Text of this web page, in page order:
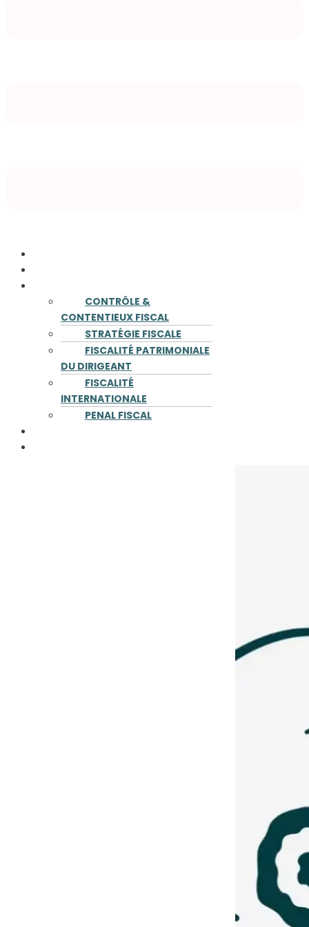
CONTRÔLE &
CONTENTIEUX FISCAL
STRATÉGIE FISCALE
FISCALITÉ PATRIMONIALE
DU DIRIGEANT
FISCALITÉ
INTERNATIONALE
PENAL FISCAL